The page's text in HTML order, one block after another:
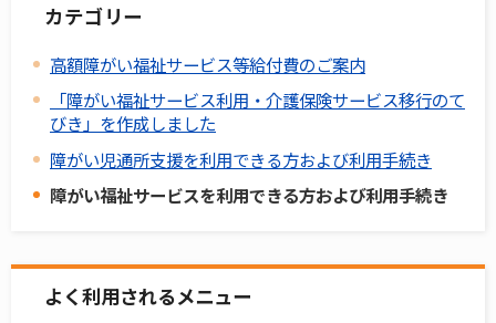
カテゴリー
高額障がい福祉サービス等給付費のご案内
「障がい福祉サービス利用・介護保険サービス移行のて
びき」を作成しました
障がい児通所支援を利用できる方および利用手続き
障がい福祉サービスを利用できる方および利用手続き
よく利用されるメニュー